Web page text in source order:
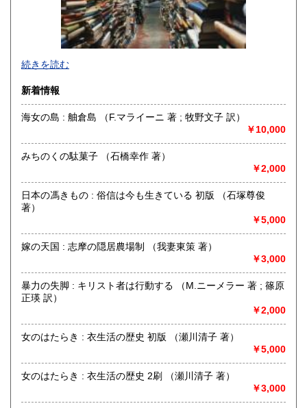
185円 鹿児島県
185円
当方は店舗ではございません。来訪はご遠慮下さいませ。
商品発送の際、（宛名のご指定が無ければ）ご注文者名義の
領収書を同封致しておりますが、インボイス登録番号が入っ
た適格請求書・領収書は発行出来ません。
沿線名：東急池上線
営業時間：-
定休日：-
出張買取、喜んで承ります。
メールを送信される方はお名前、ご連絡先をお忘れなく。
取り扱い分野
続きを読む
新着情報
海女の島 : 舳倉島 （F.マライーニ 著 ; 牧野文子 訳）
￥10,000
みちのくの駄菓子 （石橋幸作 著）
￥2,000
日本の馮きもの : 俗信は今も生きている 初版 （石塚尊俊
著）
￥5,000
嫁の天国 : 志摩の隠居農場制 （我妻東策 著）
￥3,000
暴力の失脚 : キリスト者は行動する （M.ニーメラー 著 ; 篠原
正瑛 訳）
￥2,000
女のはたらき : 衣生活の歴史 初版 （瀬川清子 著）
￥5,000
女のはたらき : 衣生活の歴史 2刷 （瀬川清子 著）
￥3,000